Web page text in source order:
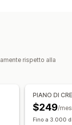
rispetto alla
PIANO DI
$249/
Fino a 3.000